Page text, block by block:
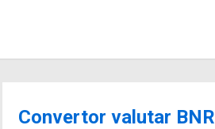
Convertor valutar BNR